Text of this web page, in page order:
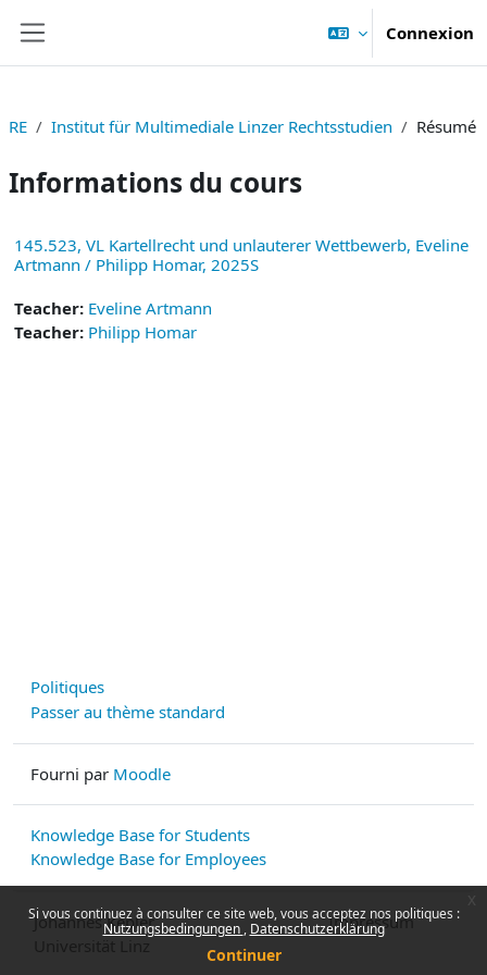
Si vous continuez à consulter ce site web, vous acceptez nos politiques :
Nutzungsbedingungen Datenschutzerklärung
Continuer
Connexion
RE Institut für Multimediale Linzer Rechtsstudien Résumé
Informations du cours
145.523, VL Kartellrecht und unlauterer Wettbewerb, Eveline
Artmann / Philipp Homar, 2025S
Teacher: Eveline Artmann
Teacher: Philipp Homar
Politiques
Passer au thème standard
Fourni par Moodle
Knowledge Base for Students
Knowledge Base for Employees
Johannes Kepler
Impressum